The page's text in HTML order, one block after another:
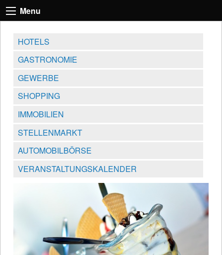
Menu
HOTELS
GASTRONOMIE
GEWERBE
SHOPPING
IMMOBILIEN
STELLENMARKT
AUTOMOBILBÖRSE
VERANSTALTUNGSKALENDER